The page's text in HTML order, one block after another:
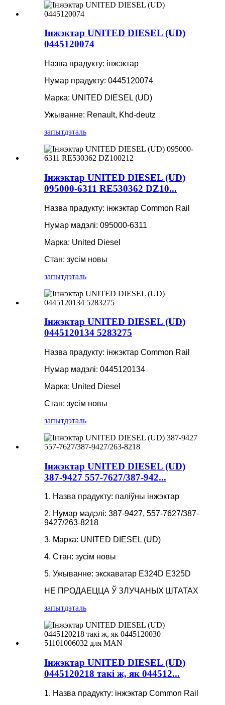
Інжэктар UNITED DIESEL (UD)
0445120074
Назва прадукту: інжэктар
Нумар прадукту: 0445120074
Марка: UNITED DIESEL (UD)
Ужыванне: Renault, Khd-deutz
запытдэталь
Інжэктар UNITED DIESEL (UD)
095000-6311 RE530362 DZ10...
Назва прадукту: інжэктар Common Rail
Нумар мадэлі: 095000-6311
Марка: United Diesel
Стан: зусім новы
запытдэталь
Інжэктар UNITED DIESEL (UD)
0445120134 5283275
Назва прадукту: інжэктар Common Rail
Нумар мадэлі: 0445120134
Марка: United Diesel
Стан: зусім новы
запытдэталь
Інжэктар UNITED DIESEL (UD)
387-9427 557-7627/387-942...
1. Назва прадукту: паліўны інжэктар
2. Нумар мадэлі: 387-9427, 557-7627/387-
9427/263-8218
3. Марка: UNITED DIESEL (UD)
4. Стан: зусім новы
5. Ужыванне: экскаватар E324D E325D
НЕ ПРОДАЕЦЦА Ў ЗЛУЧАНЫХ ШТАТАХ
запытдэталь
Інжэктар UNITED DIESEL (UD)
0445120218 такі ж, як 044512...
1. Назва прадукту: інжэктар Common Rail